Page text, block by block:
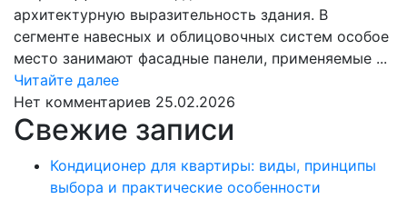
архитектурную выразительность здания. В
сегменте навесных и облицовочных систем особое
место занимают фасадные панели, применяемые ...
Читайте далееЧитайте
далее
Нет комментариев 25.02.2026
Свежие записи
Кондиционер для квартиры: виды, принципы
выбора и практические особенности